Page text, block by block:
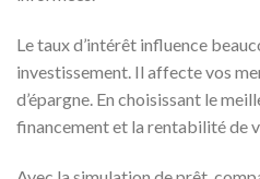
Le taux d’intérêt influence
investissement. Il affecte vos
d’épargne. En choisissant le
financement et la rentabilité de